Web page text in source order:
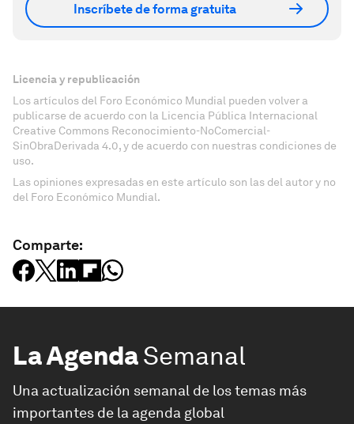
Inscríbete de forma gratuita
Licencia y republicación
Los artículos del Foro Económico Mundial pueden volver a
publicarse de acuerdo con la Licencia Pública Internacional
Creative Commons Reconocimiento-NoComercial-
SinObraDerivada 4.0, y de acuerdo con nuestras condiciones de
uso.
Las opiniones expresadas en este artículo son las del autor y no
del Foro Económico Mundial.
Comparte:
La AgendaSemanal
Una actualización semanal de los temas más
importantes de la agenda global